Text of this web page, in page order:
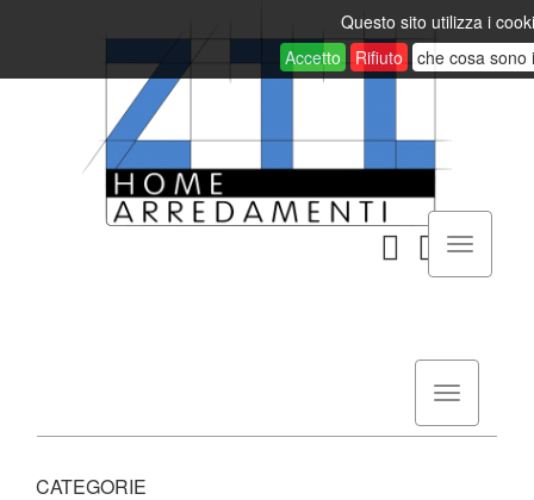
Questo sito utilizza i
Accetto
Rifiuto che cosa sono
CATEGORIE